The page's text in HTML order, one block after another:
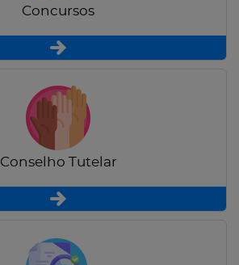
Concursos
Conselho Tutelar